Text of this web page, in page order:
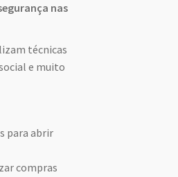
nas
técnicas
e muito
para abrir
compras